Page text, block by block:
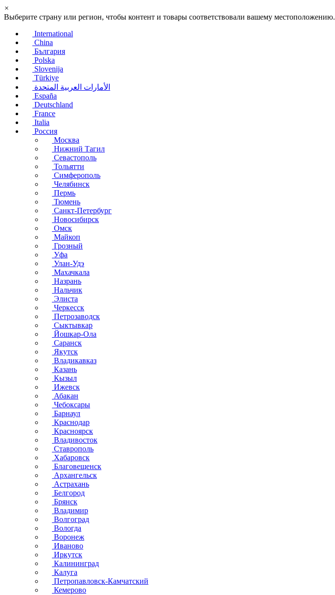
×
Выберите страну или регион, чтобы контент и товары соответствовали вашему местоположению.
International
China
България
Polska
Slovenija
Türkiye
الأمارات العربية المتحدة
España
Deutschland
France
Italia
Россия
Москва
Нижний Тагил
Севастополь
Тольятти
Симферополь
Челябинск
Пермь
Тюмень
Санкт-Петербург
Новосибирск
Омск
Майкоп
Грозный
Уфа
Улан-Удэ
Махачкала
Назрань
Нальчик
Элиста
Черкесск
Петрозаводск
Сыктывкар
Йошкар-Ола
Саранск
Якутск
Владикавказ
Казань
Кызыл
Ижевск
Абакан
Чебоксары
Барнаул
Краснодар
Красноярск
Владивосток
Ставрополь
Хабаровск
Благовещенск
Архангельск
Астрахань
Белгород
Брянск
Владимир
Волгоград
Вологда
Воронеж
Иваново
Иркутск
Калининград
Калуга
Петропавловск-Камчатский
Кемерово